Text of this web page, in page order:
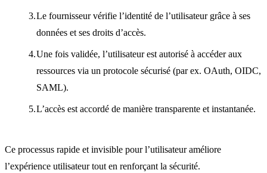
Le fournisseur vérifie l’identité de l’utilisateur grâce à ses
données et ses droits d’accès.
Une fois validée, l’utilisateur est autorisé à accéder aux
ressources via un protocole sécurisé (par ex. OAuth, OIDC,
SAML).
L’accès est accordé de manière transparente et instantanée.
Ce processus rapide et invisible pour l’utilisateur améliore
l’expérience utilisateur tout en renforçant la sécurité.